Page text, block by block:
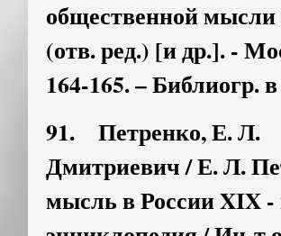
общественной
(отв. ред.) [и др.]. -
164-165. – Библиогр.
91. Петренко, Е. Л.
Дмитриевич / Е. Л.
мысль в России XIX -